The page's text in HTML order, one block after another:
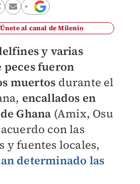
Únete al canal de Milenio
y varias
peces fueron
muertos durante el
encallados en
Ghana (Amix, Osu
con las
y fuentes locales,
determinado las